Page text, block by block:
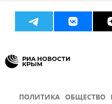
Разлив нефтепродуктов
ПОЛИТИКА ОБЩЕСТВО